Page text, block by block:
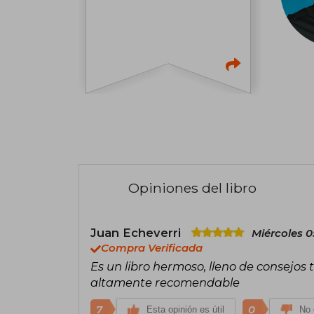
Opiniones del libro
Juan Echeverri
Miércoles
Compra Verificada
Es un libro hermoso, lleno de
altamente recomendable
7 Esta opinión es útil 0 No